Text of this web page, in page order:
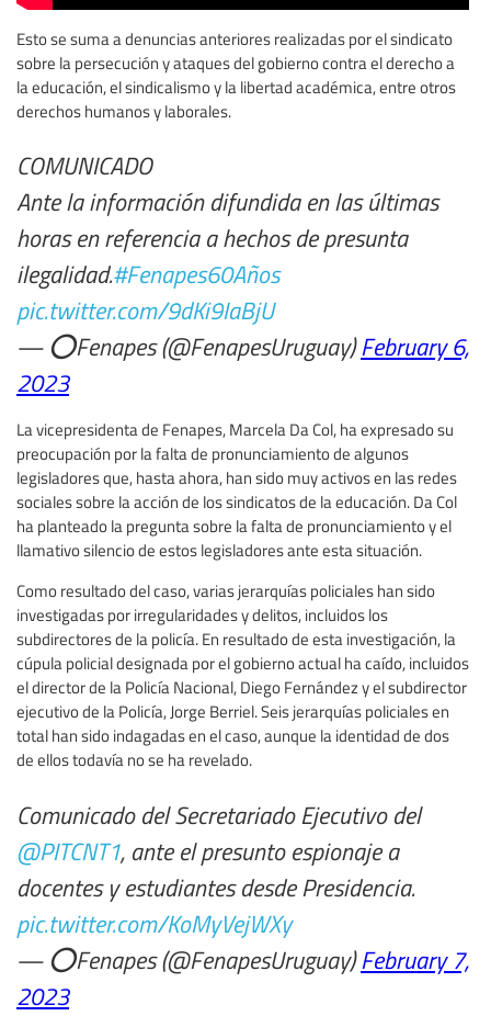
Esto se suma a denuncias anteriores realizadas por el sindicato
sobre la persecución y ataques del gobierno contra el derecho a
la educación, el sindicalismo y la libertad académica, entre otros
derechos humanos y laborales.
COMUNICADO
Ante la información difundida en las últimas
horas en referencia a hechos de presunta
ilegalidad.#Fenapes60Años
pic.twitter.com/9dKi9IaBjU
— ⭕️Fenapes (@FenapesUruguay)February 6,
2023
La vicepresidenta de Fenapes, Marcela Da Col, ha expresado su
preocupación por la falta de pronunciamiento de algunos
legisladores que, hasta ahora, han sido muy activos en las redes
sociales sobre la acción de los sindicatos de la educación. Da Col
ha planteado la pregunta sobre la falta de pronunciamiento y el
llamativo silencio de estos legisladores ante esta situación.
Como resultado del caso, varias jerarquías policiales han sido
investigadas por irregularidades y delitos, incluidos los
subdirectores de la policía. En resultado de esta investigación, la
cúpula policial designada por el gobierno actual ha caído, incluidos
el director de la Policía Nacional, Diego Fernández y el subdirector
ejecutivo de la Policía, Jorge Berriel. Seis jerarquías policiales en
total han sido indagadas en el caso, aunque la identidad de dos
de ellos todavía no se ha revelado.
Comunicado del Secretariado Ejecutivo del
@PITCNT1, ante el presunto espionaje a
docentes y estudiantes desde Presidencia.
pic.twitter.com/KoMyVejWXy
— ⭕️Fenapes (@FenapesUruguay)February 7,
2023